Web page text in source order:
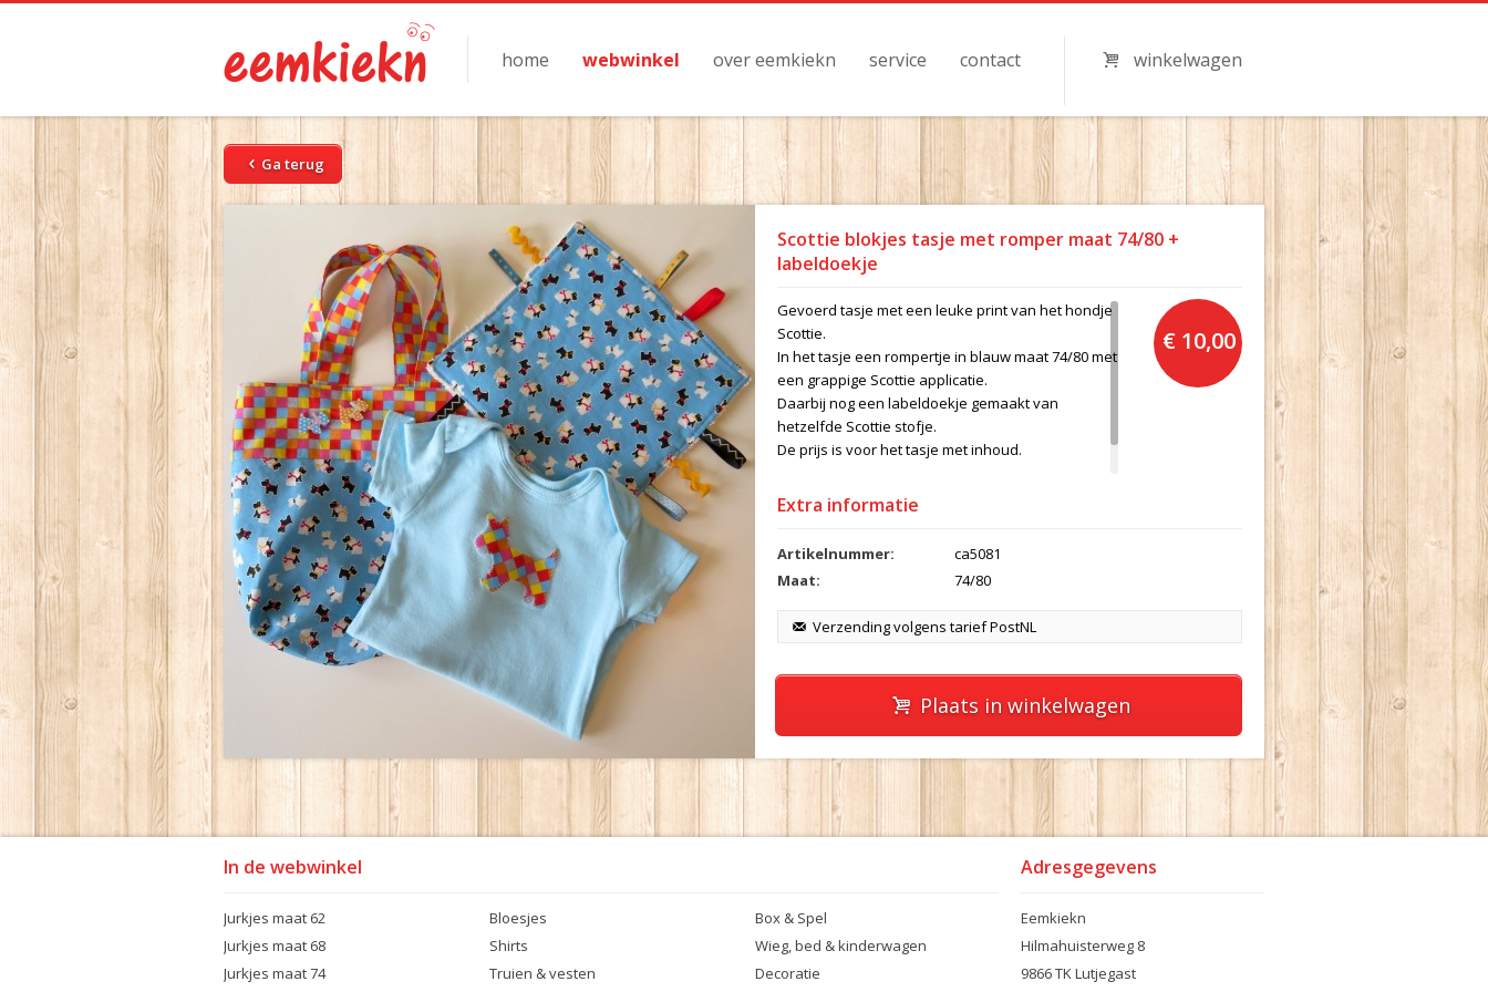
home webwinkel over eemkiekn service contact winkelwagen
Ga terug
Scottie blokjes tasje met romper maat 74/80 +
labeldoekje
Gevoerd tasje met een leuke print van het hondje
Scottie.
In het tasje een rompertje in blauw maat 74/80 met
een grappige Scottie applicatie.
Daarbij nog een labeldoekje gemaakt van
hetzelfde Scottie stofje.
De prijs is voor het tasje met inhoud.
€ 10,00
Extra informatie
Artikelnummer:
ca5081
Maat:
74/80
Verzending volgens tarief PostNL
Plaats in winkelwagen
In de webwinkel
Jurkjes maat 62
Jurkjes maat 68
Jurkjes maat 74
Bloesjes
Shirts
Truien & vesten
Box & Spel
Wieg, bed & kinderwagen
Decoratie
Adresgegevens
Eemkiekn
Hilmahuisterweg 8
9866 TK Lutjegast